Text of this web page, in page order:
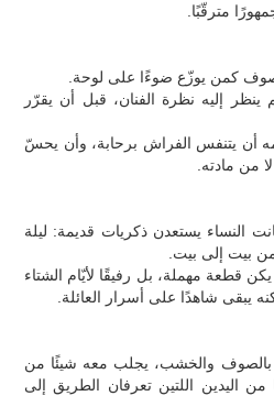
مترقّبًا.
كمن يوزّع ضوءًا على لوحة.
ينظر إليه نظرة الفنان، قبل أن يقرّر
أن يتنفس الفراش برحابة، وأن يحسّ
من مادته.
النساء يستعدن ذكريات قديمة: ليلة
بيت إلى بيت.
قطعة مهملة، بل رفيقًا لأيّام الشتاء
يبقى شاهدًا على أسرار العائلة.
بالصوف والخشب، يجلب معه شيئًا من
من اليدين اللتين تعرفان الطريق إلى